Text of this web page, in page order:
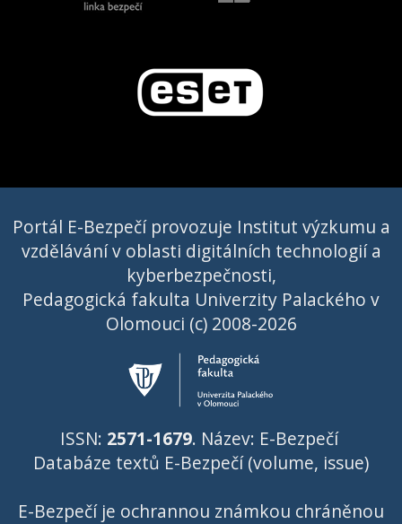
Portál E-Bezpečí provozuje Institut výzkumu a
vzdělávání v oblasti digitálních technologií a
kyberbezpečnosti,
Pedagogická fakulta Univerzity Palackého v
Olomouci (c) 2008-2026
ISSN: 2571-1679. Název: E-Bezpečí
Databáze textů E-Bezpečí (volume, issue)
E-Bezpečí je ochrannou známkou chráněnou